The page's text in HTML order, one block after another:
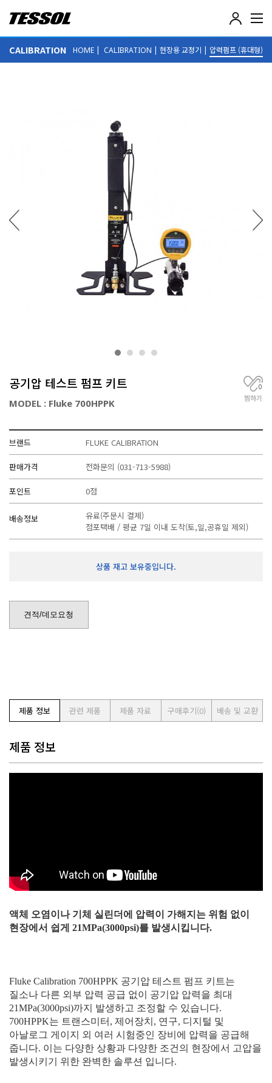
테
(
T
E
기
,
문
CALIBRATION HOME | CALIBRATION | 현장용 교정기 | 압력펌프 (휴대형)
공기압 테스트 펌프 키트
MODEL : Fluke 700HPPK
0
찜하기
브랜드 FLUKE CALIBRATION
판매가격 전화문의 (031-713-5988)
포인트 0점
배송정보
유료(주문시 결제)
점포택배 / 평균 7일 이내 도착(토,일,공휴일 제외)
상품 재고 보유중입니다.
견적/데모요청
제품 정보 관련 제품 제품 자료 구매후기(0) 배송 및 교환
제품 정보
액체 오염이나 기체 실린더에 압력이 가해지는 위험 없이
현장에서 쉽게 21MPa(3000psi)를 발생시킵니다.
Fluke Calibration 700HPPK 공기압 테스트 펌프 키트는
질소나 다른 외부 압력 공급 없이 공기압 압력을 최대
21MPa(3000psi)까지 발생하고 조정할 수 있습니다.
700HPPK는 트랜스미터 , 제어장치 , 연구, 디지털 및
아날로그 게이지 외 여러 시험중인 장비에 압력을 공급해
줍니다. 이는 다양한 상황과 다양한 조건의 현장에서 고압을
발생시키기
위한 완벽한 솔루션 입니다.